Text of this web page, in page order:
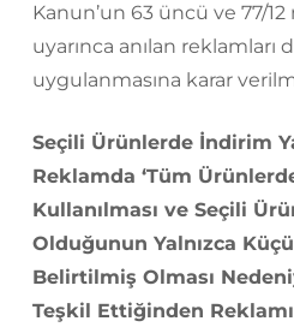
Kanun’un 63 üncü ve 77/
uyarınca anılan reklamları
uygulanmasına karar
Seçili Ürünlerde İndirim
Reklamda ‘Tüm
Kullanılması ve Seçili
Olduğunun Yalnızca
Belirtilmiş Olması
Teşkil Ettiğinden